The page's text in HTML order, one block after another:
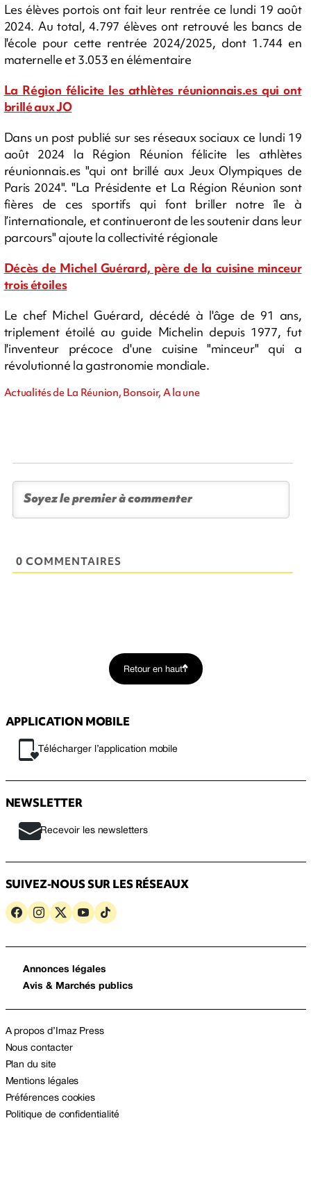
Les élèves portois ont fait leur rentrée ce lundi 19 août
2024. Au total, 4.797 élèves ont retrouvé les bancs de
l'école pour cette rentrée 2024/2025, dont 1.744 en
maternelle et 3.053 en élémentaire
La Région félicite les athlètes réunionnais.es qui ont
brillé aux JO
Dans un post publié sur ses réseaux sociaux ce lundi 19
août 2024 la Région Réunion félicite les athlètes
réunionnais.es "qui ont brillé aux Jeux Olympiques de
Paris 2024". "La Présidente et La Région Réunion sont
fières de ces sportifs qui font briller notre île à
l’internationale, et continueront de les soutenir dans leur
parcours" ajoute la collectivité régionale
Décès de Michel Guérard, père de la cuisine minceur
trois étoiles
Le chef Michel Guérard, décédé à l'âge de 91 ans,
triplement étoilé au guide Michelin depuis 1977, fut
l'inventeur précoce d'une cuisine "minceur" qui a
révolutionné la gastronomie mondiale.
Actualités de La Réunion, Bonsoir, A la une
0 COMMENTAIRES
Retour en haut
APPLICATION MOBILE
Télécharger l’application mobile
NEWSLETTER
Recevoir les newsletters
SUIVEZ-NOUS SUR LES RÉSEAUX
Annonces légales
Avis & Marchés publics
A propos d’Imaz Press
Nous contacter
Plan du site
Mentions légales
Préférences cookies
Politique de confidentialité